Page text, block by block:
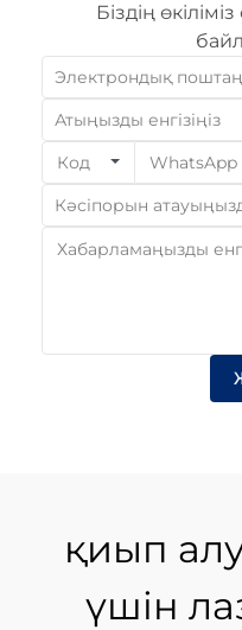
Біздің
Код
қиып
үшін